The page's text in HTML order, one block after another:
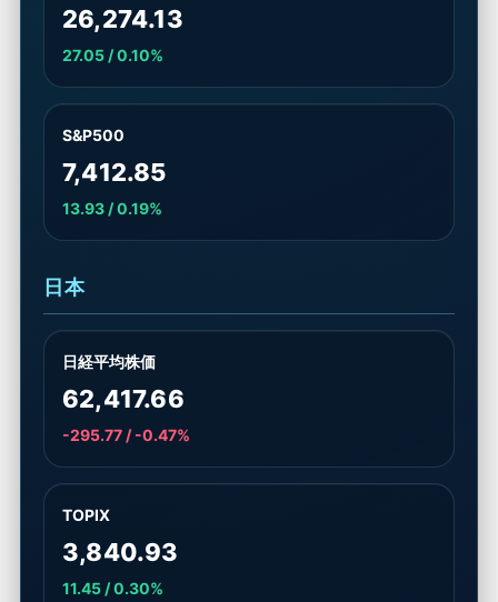
26,274.13
27.05 / 0.10%
S&P500
7,412.85
13.93 / 0.19%
日本
日経平均株価
62,417.66
-295.77 / -0.47%
TOPIX
3,840.93
11.45 / 0.30%